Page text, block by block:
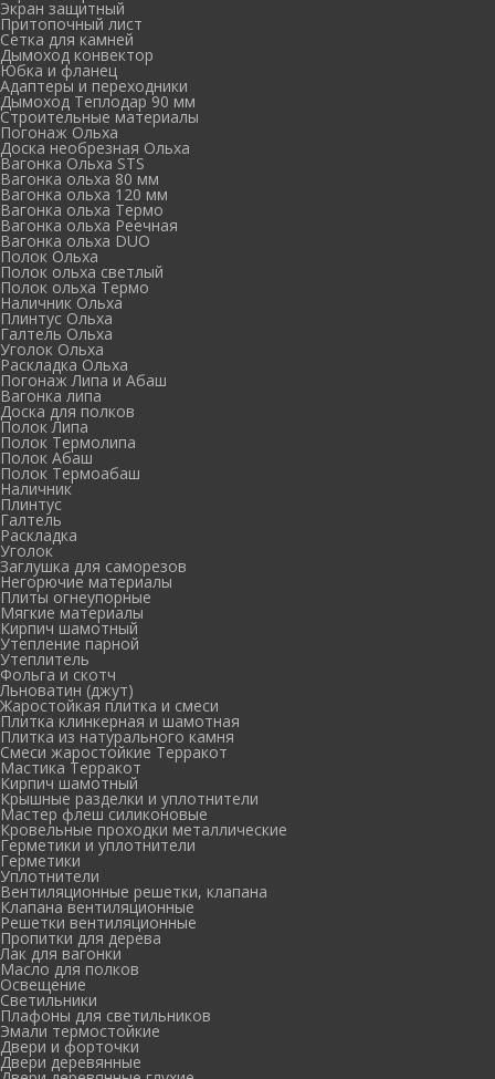
Экран защитный
Притопочный лист
Сетка для камней
Дымоход конвектор
Юбка и фланец
Адаптеры и переходники
Дымоход Теплодар 90 мм
Cтроительные материалы
Погонаж Ольха
Доска необрезная Ольха
Вагонка Ольха STS
Вагонка ольха 80 мм
Вагонка ольха 120 мм
Вагонка ольха Термо
Вагонка ольха Реечная
Вагонка ольха DUO
Полок Ольха
Полок ольха светлый
Полок ольха Термо
Наличник Ольха
Плинтус Ольха
Галтель Ольха
Уголок Ольха
Раскладка Ольха
Погонаж Липа и Абаш
Вагонка липа
Доска для полков
Полок Липа
Полок Термолипа
Полок Абаш
Полок Термоабаш
Наличник
Плинтус
Галтель
Раскладка
Уголок
Заглушка для саморезов
Негорючие материалы
Плиты огнеупорные
Мягкие материалы
Кирпич шамотный
Утепление парной
Утеплитель
Фольга и скотч
Льноватин (джут)
Жаростойкая плитка и смеси
Плитка клинкерная и шамотная
Плитка из натурального камня
Смеси жаростойкие Терракот
Мастика Терракот
Кирпич шамотный
Крышные разделки и уплотнители
Мастер флеш силиконовые
Кровельные проходки металлические
Герметики и уплотнители
Герметики
Уплотнители
Вентиляционные решетки, клапана
Клапана вентиляционные
Решетки вентиляционные
Пропитки для дерева
Лак для вагонки
Масло для полков
Освещение
Светильники
Плафоны для светильников
Эмали термостойкие
Двери и форточки
Двери деревянные